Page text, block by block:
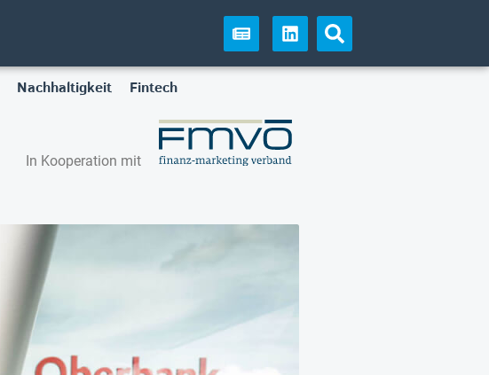
Nachhaltigkeit Fintech
In Kooperation mit